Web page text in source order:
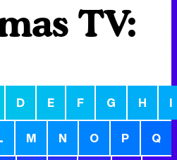
TV:
D E F G H I
M N O P Q